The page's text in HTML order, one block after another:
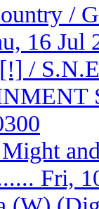
/
16 Jul
/
Fri,